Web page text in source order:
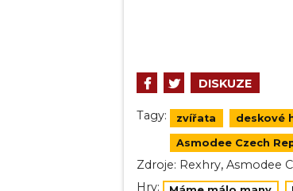
DISKUZE
Tagy: zvířata deskové
Asmodee Czech
Zdroje: Rexhry, Asmodee
Hry: